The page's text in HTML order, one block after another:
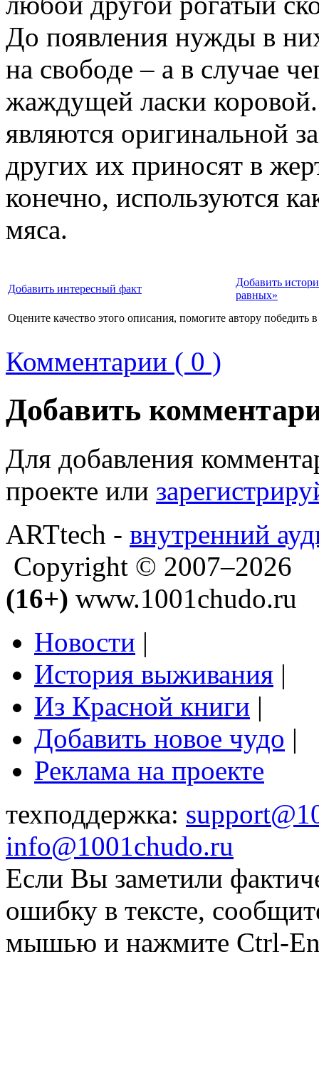
До появления нужды в
на свободе – а в случае
жаждущей ласки
являются оригинальной
других их приносят в
конечно, используются
мяса.
Добавить интересный факт
Добавить
равных»
Оцените качество этого описания, помогите автору победить
Комментарии ( 0 )
Добавить
Для добавления
проекте или
ARTtech - внутренний
Copyright © 2007–2026
(16+) www.1001chudo.ru
Новости |
История выживания |
Из Красной книги |
Добавить новое чудо |
Реклама на проекте
техподдержка:
info@1001chudo.ru
Если Вы заметили
ошибку в тексте,
мышью и нажмите Ctrl-